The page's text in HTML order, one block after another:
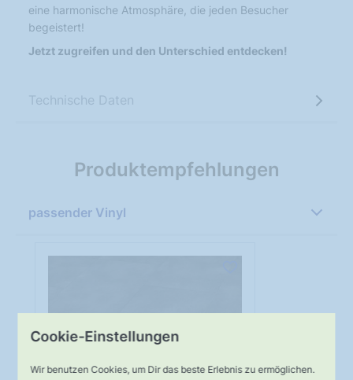
Cookie-Einstellungen
Wir benutzen Cookies, um Dir das beste Erlebnis zu ermöglichen.
eine harmonische Atmosphäre, die jeden Besucher
begeistert!
Jetzt zugreifen und den Unterschied entdecken!
Technische Daten
Produktempfehlungen
passender Vinyl